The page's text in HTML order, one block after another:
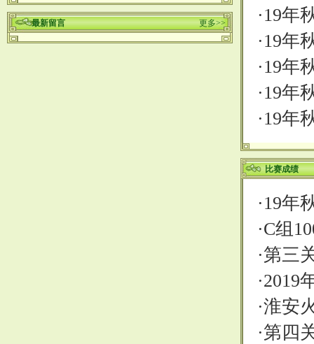
更多>>
最新留言
·19年
·19年
·19年
·19年
·19年
比赛成绩
·19年
·C组
·第三
·2019
·淮安
·第四